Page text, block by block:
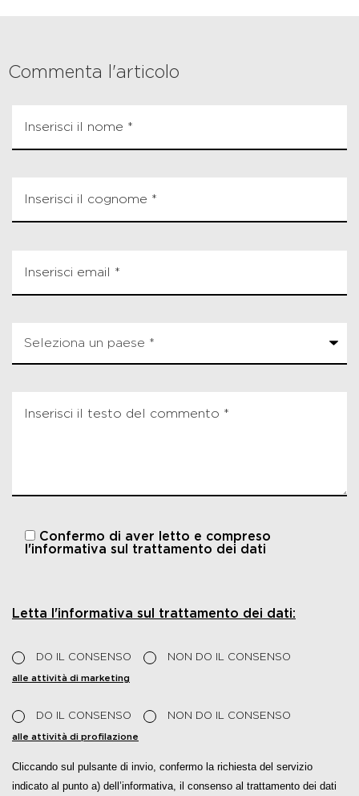
Commenta l'articolo
Confermo di aver letto e compreso
l'informativa sul trattamento dei dati
Letta l'informativa sul trattamento dei dati:
DO IL CONSENSO NON DO IL CONSENSO
alle attività di marketing
DO IL CONSENSO NON DO IL CONSENSO
alle attività di profilazione
Cliccando sul pulsante di invio, confermo la richiesta del servizio
indicato al punto a) dell’informativa, il consenso al trattamento dei dati